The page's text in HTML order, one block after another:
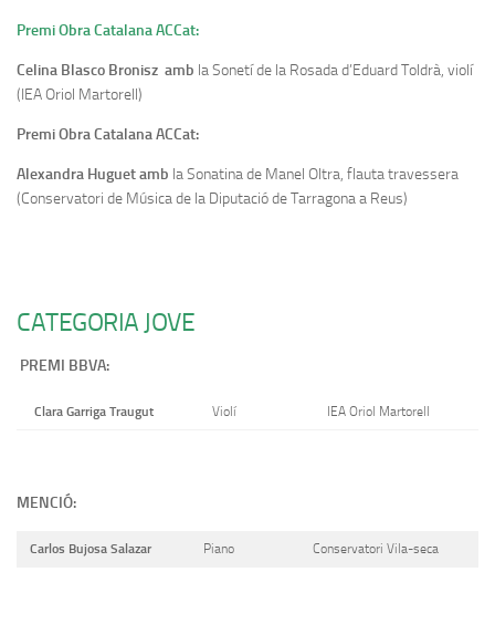
Premi Obra Catalana ACCat:
Celina Blasco Bronisz amb la Sonetí de la Rosada d’Eduard Toldrà, violí
(IEA Oriol Martorell)
Premi Obra Catalana ACCat:
Alexandra Huguet amb la Sonatina de Manel Oltra, flauta travessera
(Conservatori de Música de la Diputació de Tarragona a Reus)
CATEGORIA JOVE
PREMI BBVA:
Clara Garriga Traugut Violí IEA Oriol Martorell
MENCIÓ:
Carlos Bujosa Salazar Piano Conservatori Vila-seca